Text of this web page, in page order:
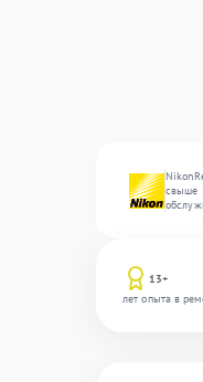
свыше
13+
лет опыта в